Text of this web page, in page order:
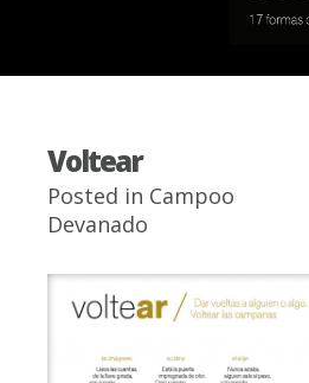
Voltear
Posted in Campoo
Devanado